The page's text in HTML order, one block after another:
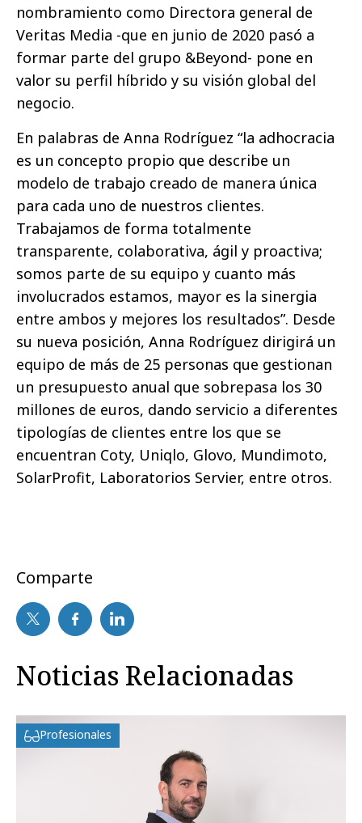
nombramiento como Directora general de
Veritas Media -que en junio de 2020 pasó a
formar parte del grupo &Beyond- pone en
valor su perfil híbrido y su visión global del
negocio.
En palabras de Anna Rodríguez “la adhocracia
es un concepto propio que describe un
modelo de trabajo creado de manera única
para cada uno de nuestros clientes.
Trabajamos de forma totalmente
transparente, colaborativa, ágil y proactiva;
somos parte de su equipo y cuanto más
involucrados estamos, mayor es la sinergia
entre ambos y mejores los resultados”. Desde
su nueva posición, Anna Rodríguez dirigirá un
equipo de más de 25 personas que gestionan
un presupuesto anual que sobrepasa los 30
millones de euros, dando servicio a diferentes
tipologías de clientes entre los que se
encuentran Coty, Uniqlo, Glovo, Mundimoto,
SolarProfit, Laboratorios Servier, entre otros.
Comparte
Noticias Relacionadas
Profesionales